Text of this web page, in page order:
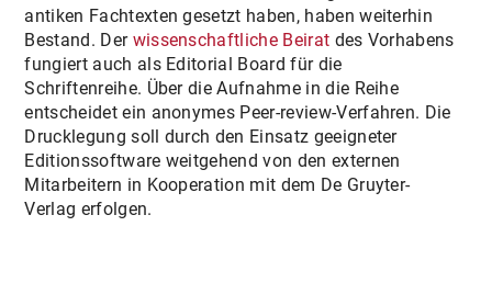
antiken Fachtexten gesetzt haben, haben weiterhin
Bestand. Der wissenschaftliche Beirat des Vorhabens
fungiert auch als Editorial Board für die
Schriftenreihe. Über die Aufnahme in die Reihe
entscheidet ein anonymes Peer-review-Verfahren. Die
Drucklegung soll durch den Einsatz geeigneter
Editionssoftware weitgehend von den externen
Mitarbeitern in Kooperation mit dem De Gruyter-
Verlag erfolgen.